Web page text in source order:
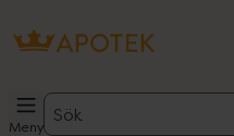
Meny
Sök